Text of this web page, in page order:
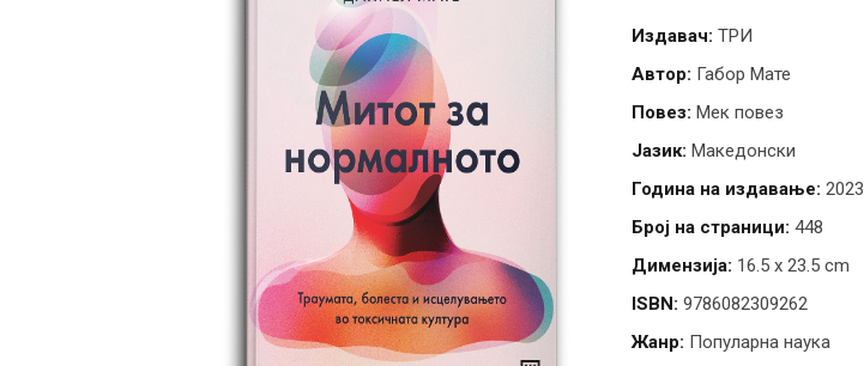
Издавач: ТРИ
Автор: Габор Мате
Повез: Мек повез
Јазик: Македонски
Година на издавање: 2023
Број на страници: 448
Димензија: 16.5 x 23.5 cm
ISBN: 9786082309262
Жанр: Популарна наука